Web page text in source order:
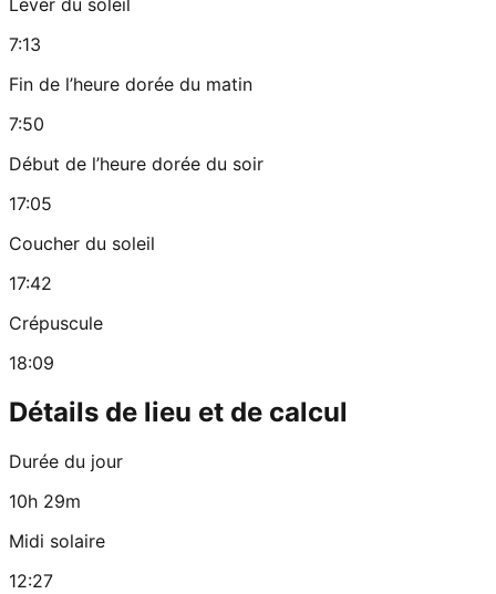
Lever du soleil
7:13
Fin de l’heure dorée du matin
7:50
Début de l’heure dorée du soir
17:05
Coucher du soleil
17:42
Crépuscule
18:09
Détails de lieu et de calcul
Durée du jour
10h 29m
Midi solaire
12:27